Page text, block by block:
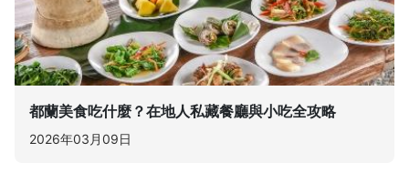
都蘭美食吃什麼？在地人私藏餐廳與小吃全攻略
2026年03月09日